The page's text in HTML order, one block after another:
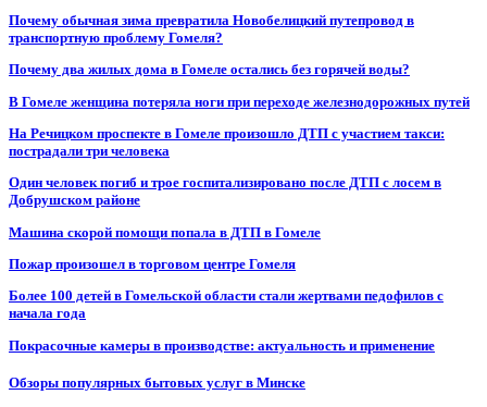
Почему обычная зима превратила Новобелицкий путепровод в
транспортную проблему Гомеля?
Почему два жилых дома в Гомеле остались без горячей воды?
В Гомеле женщина потеряла ноги при переходе железнодорожных путей
На Речицком проспекте в Гомеле произошло ДТП с участием такси:
пострадали три человека
Один человек погиб и трое госпитализировано после ДТП с лосем в
Добрушском районе
Машина скорой помощи попала в ДТП в Гомеле
Пожар произошел в торговом центре Гомеля
Более 100 детей в Гомельской области стали жертвами педофилов с
начала года
Покрасочные камеры в производстве: актуальность и применение
Обзоры популярных бытовых услуг в Минске